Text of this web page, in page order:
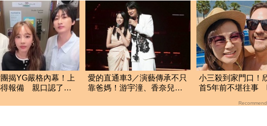
揭YG嚴格內幕！上
得報備 親口認了：
愛的直通車3／演藝傳承不只
靠爸媽！游宇潼、香奈兒、
小三殺到家門口！
首5年前不堪往事